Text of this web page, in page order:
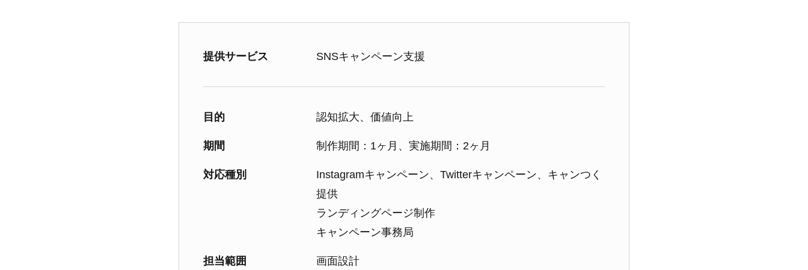
提供サービス SNSキャンペーン支援
目的 認知拡大、価値向上
期間 制作期間：1ヶ月、実施期間：2ヶ月
対応種別
Instagramキャンペーン、Twitterキャンペーン、キャンつく
提供
ランディングページ制作
キャンペーン事務局
担当範囲
画面設計